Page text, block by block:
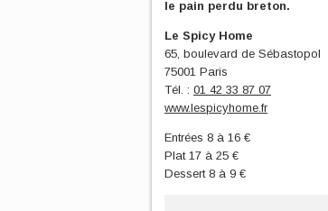
le pain perdu breton.
Le Spicy Home
65, boulevard de Sébastopol
75001 Paris
Tél. : 01 42 33 87 07
www.lespicyhome.fr
Entrées 8 à 16 €
Plat 17 à 25 €
Dessert 8 à 9 €